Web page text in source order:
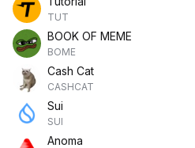
TUT
BOOK OF MEME
BOME
Cash Cat
CASHCAT
Sui
SUI
Anoma